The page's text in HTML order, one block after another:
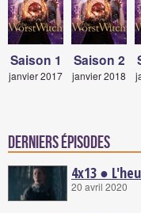
Saison 1
janvier 2017
Saison 2
janvier 2018
Derniers épisodes
4x13 ●
20 avril 2020